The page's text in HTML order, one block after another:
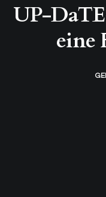
UP-
eine